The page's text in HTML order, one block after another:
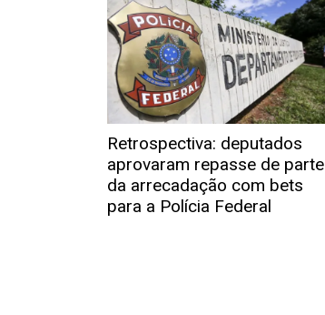
Retrospectiva: deputados
aprovaram repasse de parte
da arrecadação com bets
para a Polícia Federal